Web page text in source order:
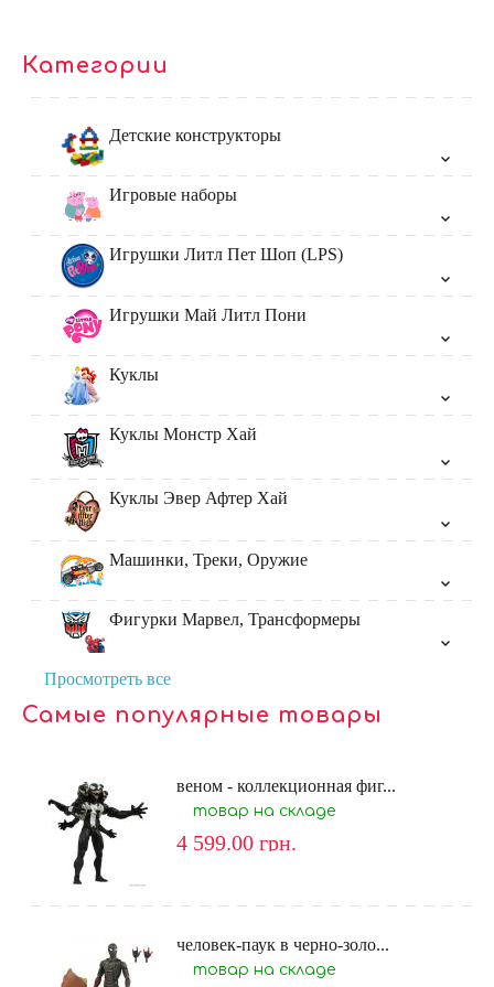
Категории
Детские конструкторы
Игровые наборы
Игрушки Литл Пет Шоп (LPS)
Игрушки Май Литл Пони
Куклы
Куклы Монстр Хай
Куклы Эвер Афтер Хай
Машинки, Треки, Оружие
Фигурки Марвел, Трансформеры
Просмотреть все
Самые популярные товары
веном - коллекционная фиг...
товар на складе
4 599.00 грн.
человек-паук в черно-золо...
товар на складе